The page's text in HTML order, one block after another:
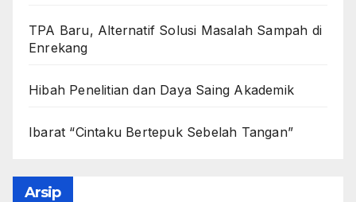
TPA Baru, Alternatif Solusi Masalah Sampah di
Enrekang
Hibah Penelitian dan Daya Saing Akademik
Ibarat “Cintaku Bertepuk Sebelah Tangan”
Arsip